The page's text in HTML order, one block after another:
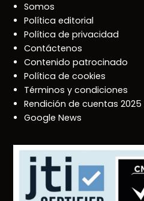
Somos
Política editorial
Política de privacidad
Contáctenos
Contenido patrocinado
Política de cookies
Términos y condiciones
Rendición de cuentas 2025
Google News